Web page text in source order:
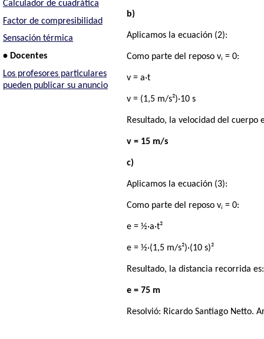
Calculador de cuadrática
Factor de compresibilidad
Sensación térmica
• Docentes
Los profesores particulares
pueden publicar su anuncio
b)
Aplicamos la ecuación (2):
Como parte del reposo vᵢ = 0:
v = a·t
v = (1,5 m/s²)·10 s
Resultado, la velocidad del cuerpo
v = 15 m/s
c)
Aplicamos la ecuación (3):
Como parte del reposo vᵢ = 0:
e = ½·a·t²
e = ½·(1,5 m/s²)·(10 s)²
Resultado, la distancia recorrida es:
e = 75 m
Resolvió: Ricardo Santiago Netto.